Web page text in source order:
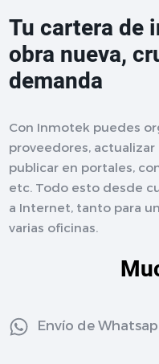
Tu cartera de
obra nueva,
demanda
Con Inmotek puedes
proveedores,
publicar en portales,
etc. Todo esto desde
a Internet, tanto para
varias oficinas.
Envío de